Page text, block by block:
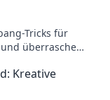
Tricks für
und überrasche
Kreative